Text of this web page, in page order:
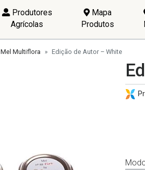
Produtores
Agrícolas
Mapa
Produtos
Mel Multiflora Edição de Autor – White